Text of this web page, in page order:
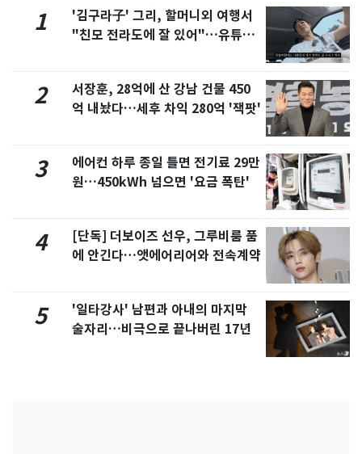
1
'김구라子' 그리, 할머니외 여행서
"친모 전라도에 잘 있어"…유튜브
2
서장훈, 28억에 산 강남 건물 450
억 내놨다…세후 차익 280억 '잭팟'
3
에어컨 하루 종일 틀면 전기료 29만
원…450kWh 넘으면 '요금 폭탄'
4
[단독] 더보이즈 선우, 그루비룸 품
에 안긴다…앳에어리어와 전속계약
5
'일타강사' 남편과 아내의 마지막
술자리…비극으로 끝나버린 17년